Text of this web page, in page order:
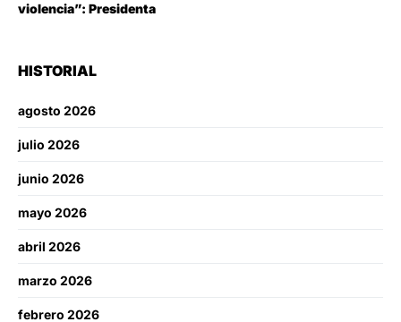
violencia”: Presidenta
HISTORIAL
agosto 2026
julio 2026
junio 2026
mayo 2026
abril 2026
marzo 2026
febrero 2026